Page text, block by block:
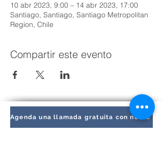
10 abr 2023, 9:00 – 14 abr 2023, 17:00
Santiago, Santiago, Santiago Metropolitan
Region, Chile
Compartir este evento
Agenda una llamada gratuita con nosotros hoy